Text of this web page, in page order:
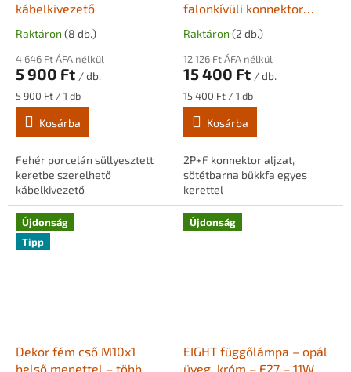
kábelkivezető
Raktáron (8 db.)
4 646 Ft ÁFA nélkül
5 900 Ft / db.
Egységár:
5 900 Ft / 1 db
Kosárba
Fehér porcelán süllyesztett
keretbe szerelhető
kábelkivezető
falonkívüli konnektor
sötét fakerettel
Raktáron (2 db.)
12 126 Ft ÁFA nélkül
15 400 Ft / db.
Egységár:
15 400 Ft / 1 db
Kosárba
2P+F konnektor aljzat,
sötétbarna bükkfa egyes
kerettel
Újdonság
Tipp
Dekor fém cső M10x1
belső menettel – több
Újdonság
EIGHT függőlámpa – opál
üveg, króm – E27 – 11W